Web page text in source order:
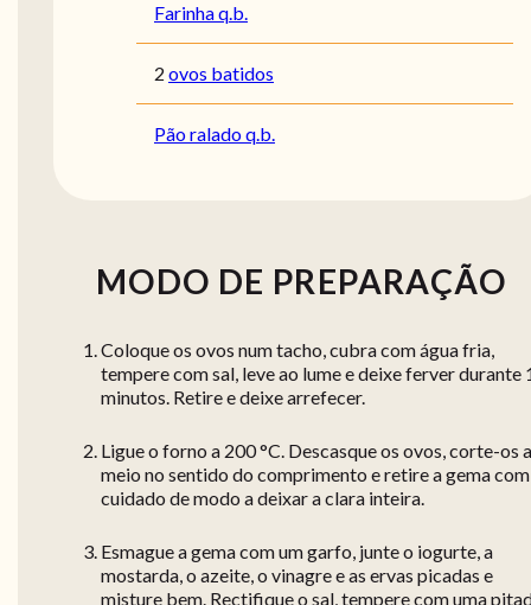
Farinha q.b.
2 ovos batidos
Pão ralado q.b.
MODO DE PREPARAÇÃO
Coloque os ovos num tacho, cubra com água fria,
tempere com sal, leve ao lume e deixe ferver durante
minutos. Retire e deixe arrefecer.
Ligue o forno a 200 °C. Descasque os ovos, corte-os
meio no sentido do comprimento e retire a gema com
cuidado de modo a deixar a clara inteira.
Esmague a gema com um garfo, junte o iogurte, a
mostarda, o azeite, o vinagre e as ervas picadas e
misture bem. Rectifique o sal, tempere com uma